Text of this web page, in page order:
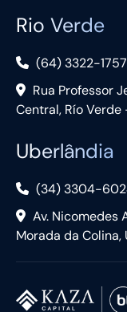
Rio Verde
(64) 3322-1757
Rua Professor
Central, Río Verde
Uberlândia
(34) 3304-
Av. Nicomedes
Morada da Colina,